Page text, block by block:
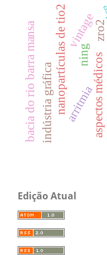
nanopartículas de tio2 ningaspectos médicos
vintage
arritmia
indústria gráfica
bacia do rio barra mansa zro2
Edição Atual